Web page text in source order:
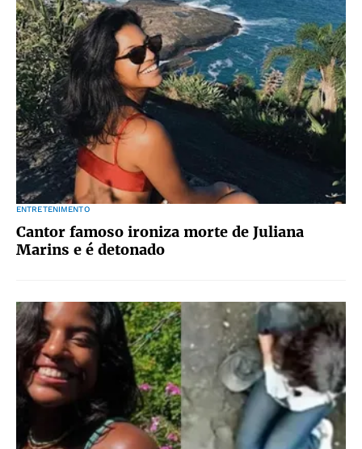
ENTRETENIMENTO
Cantor famoso ironiza morte de Juliana
Marins e é detonado